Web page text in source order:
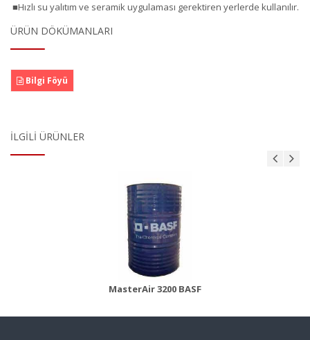
■Hızlı su yalıtım ve seramik uygulaması gerektiren yerlerde kullanılır.
ÜRÜN DÖKÜMANLARI
Bilgi Föyü
İLGILI ÜRÜNLER
MasterAir 3200 BASF
MasterBrace ADH 1406 (Concresive)
Ürün Detayı